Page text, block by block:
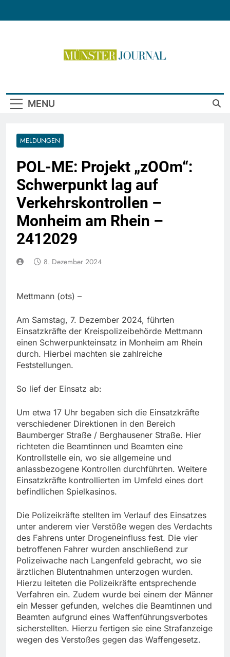
MENU
MELDUNGEN
POL-ME: Projekt „zOOm“:
Schwerpunkt lag auf
Verkehrskontrollen –
Monheim am Rhein –
2412029
8. Dezember 2024
Mettmann (ots) –
Am Samstag, 7. Dezember 2024, führten
Einsatzkräfte der Kreispolizeibehörde Mettmann
einen Schwerpunkteinsatz in Monheim am Rhein
durch. Hierbei machten sie zahlreiche
Feststellungen.
So lief der Einsatz ab:
Um etwa 17 Uhr begaben sich die Einsatzkräfte
verschiedener Direktionen in den Bereich
Baumberger Straße / Berghausener Straße. Hier
richteten die Beamtinnen und Beamten eine
Kontrollstelle ein, wo sie allgemeine und
anlassbezogene Kontrollen durchführten. Weitere
Einsatzkräfte kontrollierten im Umfeld eines dort
befindlichen Spielkasinos.
Die Polizeikräfte stellten im Verlauf des Einsatzes
unter anderem vier Verstöße wegen des Verdachts
des Fahrens unter Drogeneinfluss fest. Die vier
betroffenen Fahrer wurden anschließend zur
Polizeiwache nach Langenfeld gebracht, wo sie
ärztlichen Blutentnahmen unterzogen wurden.
Hierzu leiteten die Polizeikräfte entsprechende
Verfahren ein. Zudem wurde bei einem der Männer
ein Messer gefunden, welches die Beamtinnen und
Beamten aufgrund eines Waffenführungsverbotes
sicherstellten. Hierzu fertigen sie eine Strafanzeige
wegen des Verstoßes gegen das Waffengesetz.